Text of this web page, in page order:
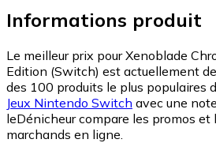
Informations produit
Le meilleur prix pour Xenoblade
Edition (Switch) est actuellement
des 100 produits le plus populaires
Jeux Nintendo Switch avec une
leDénicheur compare les promos et
marchands en ligne.